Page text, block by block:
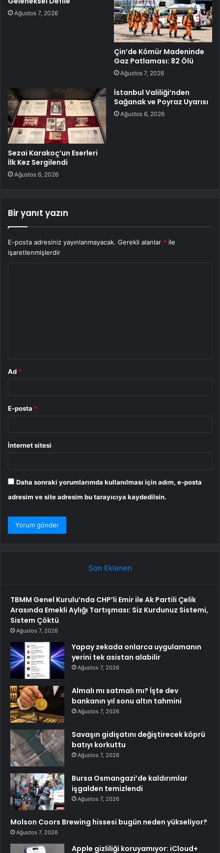
Ağustos 7, 2026
Çin’de Kömür Madeninde
Gaz Patlaması: 82 Ölü
Ağustos 7, 2026
Sezai Karakoç’un Eserleri
İlk Kez Sergilendi
Ağustos 6, 2026
İstanbul Valiliği’nden
Sağanak ve Poyraz Uyarısı
Ağustos 6, 2026
Bir yanıt yazın
E-posta adresiniz yayınlanmayacak. Gerekli alanlar * ile
işaretlenmişlerdir
Ad *
E-posta *
İnternet sitesi
Daha sonraki yorumlarımda kullanılması için adım, e-posta
adresim ve site adresim bu tarayıcıya kaydedilsin.
Son Eklenen
TBMM Genel Kurulu’nda CHP’li Emir ile Ak Partili Çelik
Arasında Emekli Aylığı Tartışması: Siz Kurdunuz Sistemi,
Sistem Çöktü
Ağustos 7, 2026
Yapay zekada onlarca uygulamanın
yerini tek asistan alabilir
Ağustos 7, 2026
Almalı mı satmalı mı? İşte dev
bankanın yıl sonu altın tahmini
Ağustos 7, 2026
Savaşın gidişatını değiştirecek köprü
batıyı korkuttu
Ağustos 7, 2026
Bursa Osmangazi’de kaldırımlar
işgalden temizlendi
Ağustos 7, 2026
Molson Coors Brewing hissesi bugün neden yükseliyor?
Ağustos 7, 2026
Apple gizliliği koruyamıyor: iCloud+